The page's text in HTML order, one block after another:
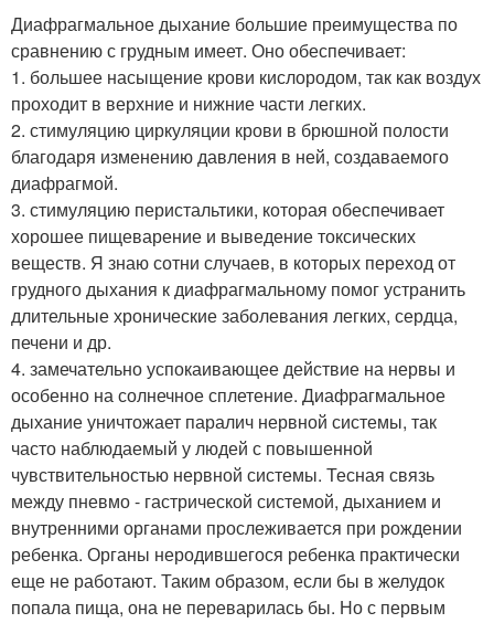
Диафрагмальное дыхание большие преимущества по
сравнению с грудным имеет. Оно обеспечивает:
1. большее насыщение крови кислородом, так как воздух
проходит в верхние и нижние части легких.
2. стимуляцию циркуляции крови в брюшной полости
благодаря изменению давления в ней, создаваемого
диафрагмой.
3. стимуляцию перистальтики, которая обеспечивает
хорошее пищеварение и выведение токсических
веществ. Я знаю сотни случаев, в которых переход от
грудного дыхания к диафрагмальному помог устранить
длительные хронические заболевания легких, сердца,
печени и др.
4. замечательно успокаивающее действие на нервы и
особенно на солнечное сплетение. Диафрагмальное
дыхание уничтожает паралич нервной системы, так
часто наблюдаемый у людей с повышенной
чувствительностью нервной системы. Тесная связь
между пневмо - гастрической системой, дыханием и
внутренними органами прослеживается при рождении
ребенка. Органы неродившегося ребенка практически
еще не работают. Таким образом, если бы в желудок
попала пища, она не переварилась бы. Но с первым